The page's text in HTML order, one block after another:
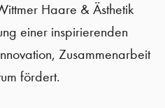
Haare & Ästhetik
einer inspirierenden
Zusammenarbeit
fördert.